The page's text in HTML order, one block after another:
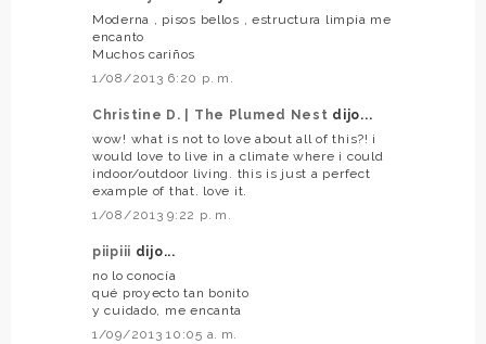
Moderna , pisos bellos , estructura limpia me
encanto
Muchos cariños
1/08/2013 6:20 p. m.
Christine D. | The Plumed Nest dijo...
wow! what is not to love about all of this?! i
would love to live in a climate where i could
indoor/outdoor living. this is just a perfect
example of that. love it.
1/08/2013 9:22 p. m.
piipiii dijo...
no lo conocía
qué proyecto tan bonito
y cuidado, me encanta
1/09/2013 10:05 a. m.